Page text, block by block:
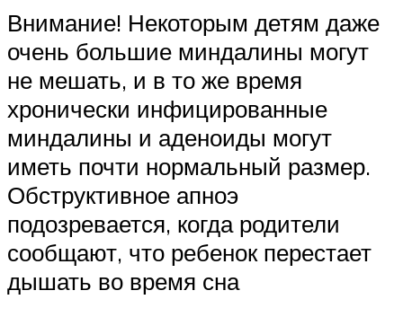
Внимание! Некоторым детям даже
очень большие миндалины могут
не мешать, и в то же время
хронически инфицированные
миндалины и аденоиды могут
иметь почти нормальный размер.
Обструктивное апноэ
подозревается, когда родители
сообщают, что ребенок перестает
дышать во время сна